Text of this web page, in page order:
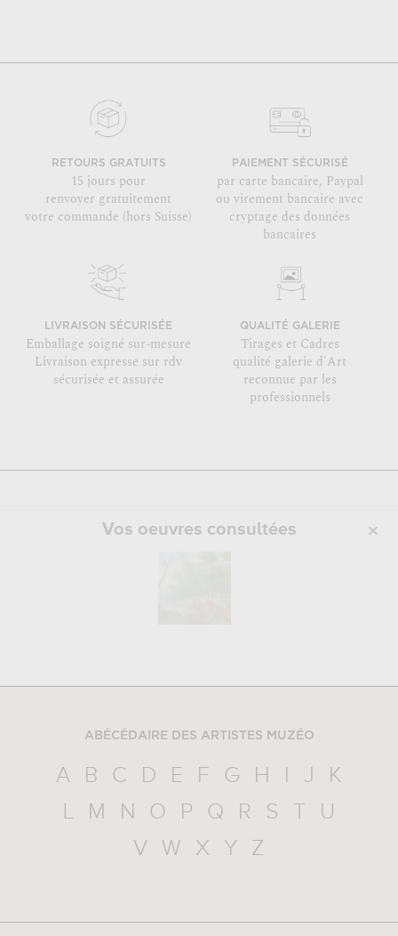
RETOURS GRATUITS
15 jours pour
renvoyer gratuitement
votre commande (hors Suisse)
PAIEMENT SÉCURISÉ
par carte bancaire, Paypal
ou virement bancaire avec
cryptage des données
bancaires
LIVRAISON SÉCURISÉE
Emballage soigné sur-mesure
Livraison expresse sur rdv
sécurisée et assurée
QUALITÉ GALERIE
Tirages et Cadres
qualité galerie d'Art
reconnue par les
professionnels
Vos oeuvres consultées
ABÉCÉDAIRE DES ARTISTES MUZÉO
A B C D E F G H I J
K
L
M N O P Q R S T
U
V
W X Y Z